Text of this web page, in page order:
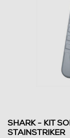
SHARK - KIT
STAINSTRIKER